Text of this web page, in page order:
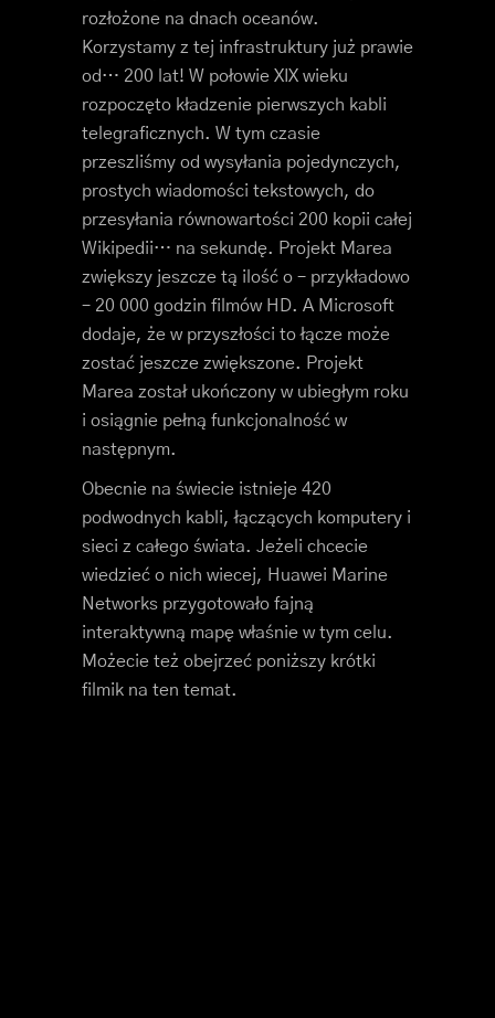
rozłożone na dnach oceanów.
Korzystamy z tej infrastruktury już prawie
od… 200 lat! W połowie XIX wieku
rozpoczęto kładzenie pierwszych kabli
telegraficznych. W tym czasie
przeszliśmy od wysyłania pojedynczych,
prostych wiadomości tekstowych, do
przesyłania równowartości 200 kopii całej
Wikipedii… na sekundę. Projekt Marea
zwiększy jeszcze tą ilość o – przykładowo
– 20 000 godzin filmów HD. A Microsoft
dodaje, że w przyszłości to łącze może
zostać jeszcze zwiększone. Projekt
Marea został ukończony w ubiegłym roku
i osiągnie pełną funkcjonalność w
następnym.
Obecnie na świecie istnieje 420
podwodnych kabli, łączących komputery i
sieci z całego świata. Jeżeli chcecie
wiedzieć o nich wiecej, Huawei Marine
Networks przygotowało fajną
interaktywną mapę właśnie w tym celu.
Możecie też obejrzeć poniższy krótki
filmik na ten temat.